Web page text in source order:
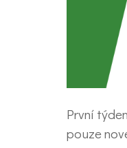
První
pouze